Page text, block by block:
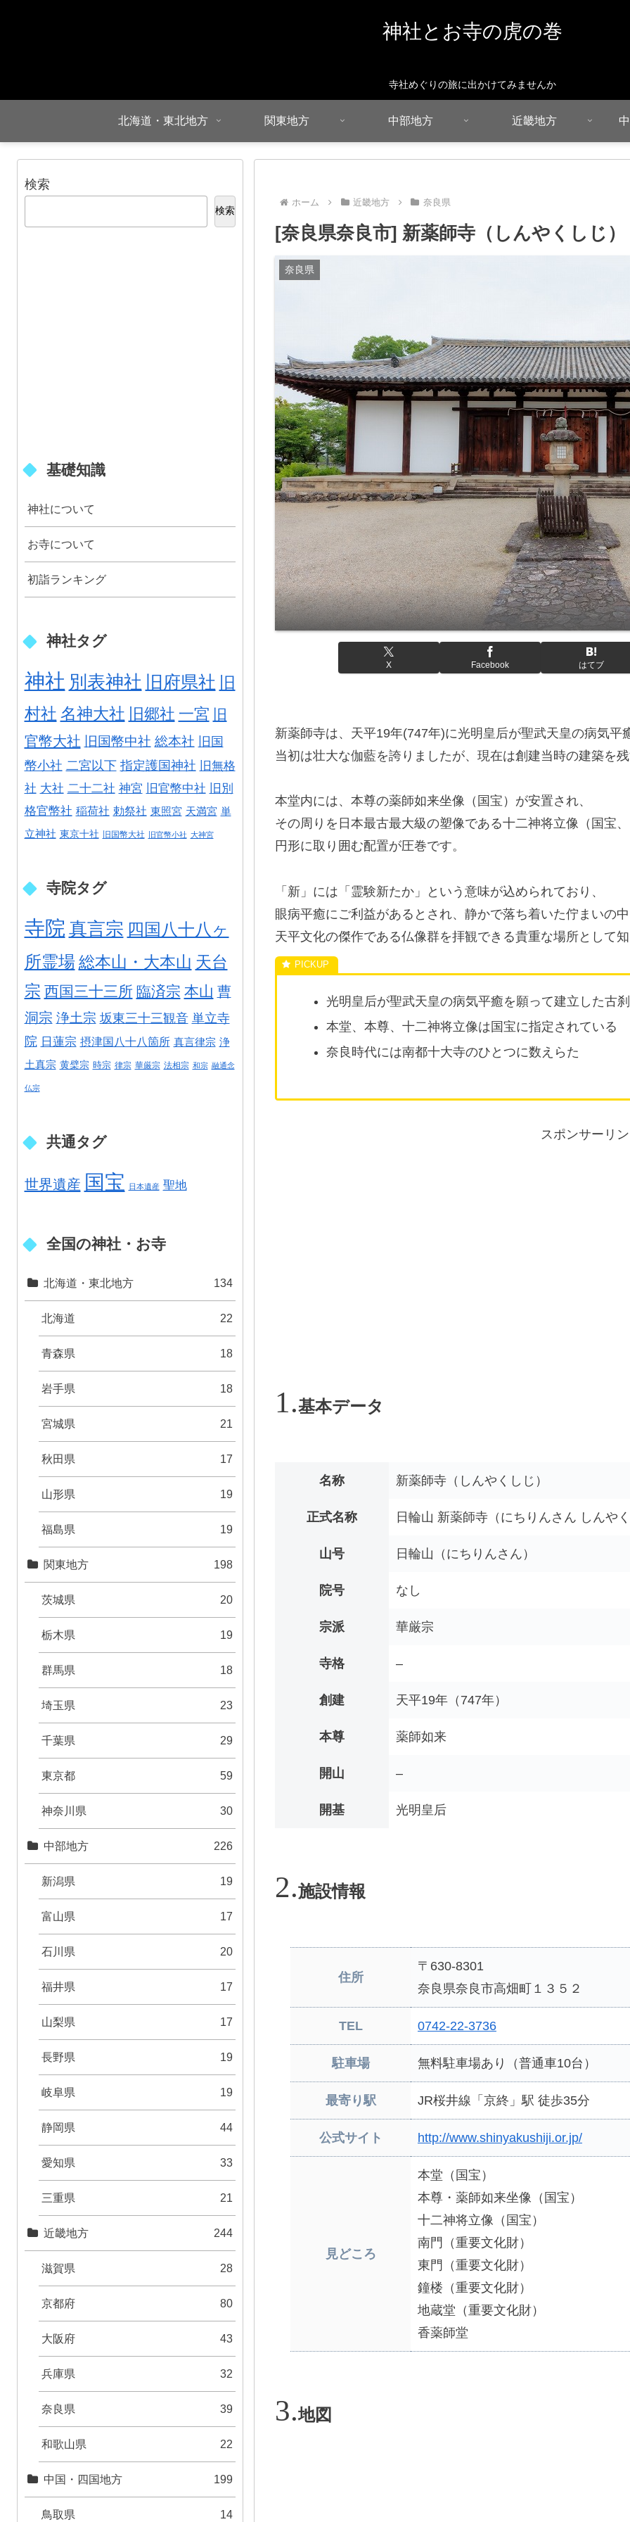
神社とお寺の虎の巻
寺社めぐりの旅に出かけてみませんか
北海道・東北地方 関東地方 中部地方 近畿地方
ホーム 近畿地方 奈良県
[奈良県奈良市] 新薬師寺（しんやくしじ）
奈良県
X Facebook はてブ
新薬師寺は、天平19年(747年)に光明皇后が聖武天皇の病気平
当初は壮大な伽藍を誇りましたが、現在は創建当時の建築を
本堂内には、本尊の薬師如来坐像（国宝）が安置され、
その周りを日本最古最大級の塑像である十二神将立像（国宝
円形に取り囲む配置が圧巻です。
「新」には「霊験新たか」という意味が込められており、
眼病平癒にご利益があるとされ、静かで落ち着いた佇まいの
天平文化の傑作である仏像群を拝観できる貴重な場所として
光明皇后が聖武天皇の病気平癒を願って建立した古刹
本堂、本尊、十二神将立像は国宝に指定されている
奈良時代には南都十大寺のひとつに数えらた
スポンサーリ
基本データ
名称 新薬師寺（しんやくしじ）
正式名称 日輪山 新薬師寺（にちりんさん しんや
山号 日輪山（にちりんさん）
院号 なし
宗派 華厳宗
寺格 –
創建 天平19年（747年）
本尊 薬師如来
開山 –
開基 光明皇后
施設情報
住所
〒630-8301
奈良県奈良市高畑町１３５２
TEL 0742-22-3736
駐車場 無料駐車場あり（普通車10台）
最寄り駅 JR桜井線「京終」駅 徒歩35分
公式サイト http://www.shinyakushiji.or.jp/
見どころ
本堂（国宝）
本尊・薬師如来坐像（国宝）
十二神将立像（国宝）
南門（重要文化財）
東門（重要文化財）
鐘楼（重要文化財）
地蔵堂（重要文化財）
香薬師堂
地図
検索
検索
基礎知識
神社について
お寺について
初詣ランキング
神社タグ
神社 別表神社 旧府県社 旧
村社 名神大社 旧郷社 一宮
旧
官幣大社
旧国幣中社 総本社
旧国
幣小社 二宮以下 指定護国神社 旧無格
社 大社 二十二社 神宮 旧官幣中社
旧別
格官幣社 稲荷社 勅祭社 東照宮 天満宮 単
立神社 東京十社 旧国幣大社 旧官幣小社 大神宮
寺院タグ
寺院 真言宗 四国八十八ヶ
所霊場 総本山・大本山 天台
宗 西国三十三所 臨済宗 本山 曹
洞宗 浄土宗 坂東三十三観音 単立寺
院 日蓮宗 摂津国八十八箇所 真言律宗 浄
土真宗 黄檗宗 時宗 律宗 華厳宗 法相宗 和宗 融通念
仏宗
共通タグ
世界遺産 国宝 日本遺産 聖地
全国の神社・お寺
北海道・東北地方 134
北海道 22
青森県 18
岩手県 18
宮城県 21
秋田県 17
山形県 19
福島県 19
関東地方 198
茨城県 20
栃木県 19
群馬県 18
埼玉県 23
千葉県 29
東京都 59
神奈川県 30
中部地方 226
新潟県 19
富山県 17
石川県 20
福井県 17
山梨県 17
長野県 19
岐阜県 19
静岡県 44
愛知県 33
三重県 21
近畿地方 244
滋賀県 28
京都府 80
大阪府 43
兵庫県 32
奈良県 39
和歌山県 22
中国・四国地方 199
鳥取県 14